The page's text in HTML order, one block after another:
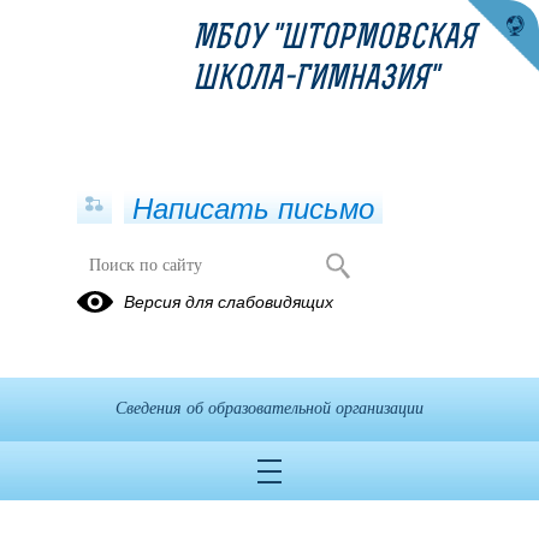
отчет по муниципальному заданию
Опубликовано на сайте
МБОУ "ШТОРМОВСКАЯ
ШКОЛА-ГИМНАЗИЯ"
Написать письмо
Версия для слабовидящих
Сведения об образовательной организации